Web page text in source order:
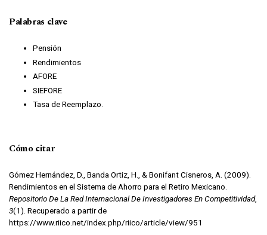
Palabras clave
Pensión
Rendimientos
AFORE
SIEFORE
Tasa de Reemplazo.
Cómo citar
Gómez Hernández, D., Banda Ortiz, H., & Bonifant Cisneros, A. (2009).
Rendimientos en el Sistema de Ahorro para el Retiro Mexicano.
Repositorio De La Red Internacional De Investigadores En Competitividad,
3(1). Recuperado a partir de
https://www.riico.net/index.php/riico/article/view/951